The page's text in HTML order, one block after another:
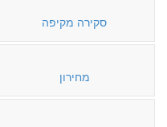
סקירה מקיפה
מחירון